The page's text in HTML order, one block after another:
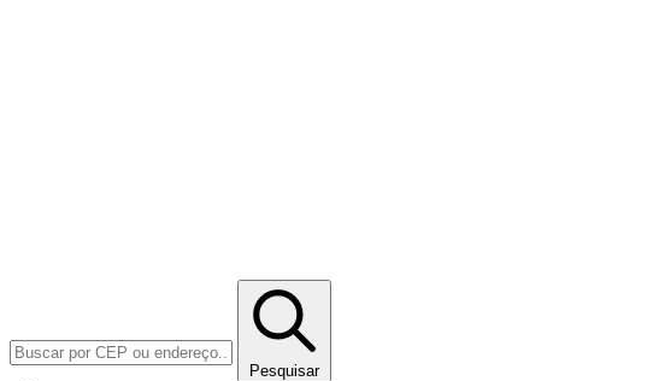
Pesquisar